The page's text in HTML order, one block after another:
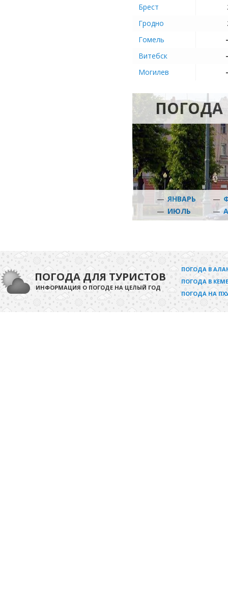
Брест
Гродно
Гомель
Витебск
Могилев
ПОГОДА
—ЯНВАРЬ —
— ИЮЛЬ —
ПОГОДА ДЛЯ ТУРИСТОВ
ИНФОРМАЦИЯ О ПОГОДЕ НА ЦЕЛЫЙ ГОД
ПОГОДА В
ПОГОДА В
ПОГОДА НА